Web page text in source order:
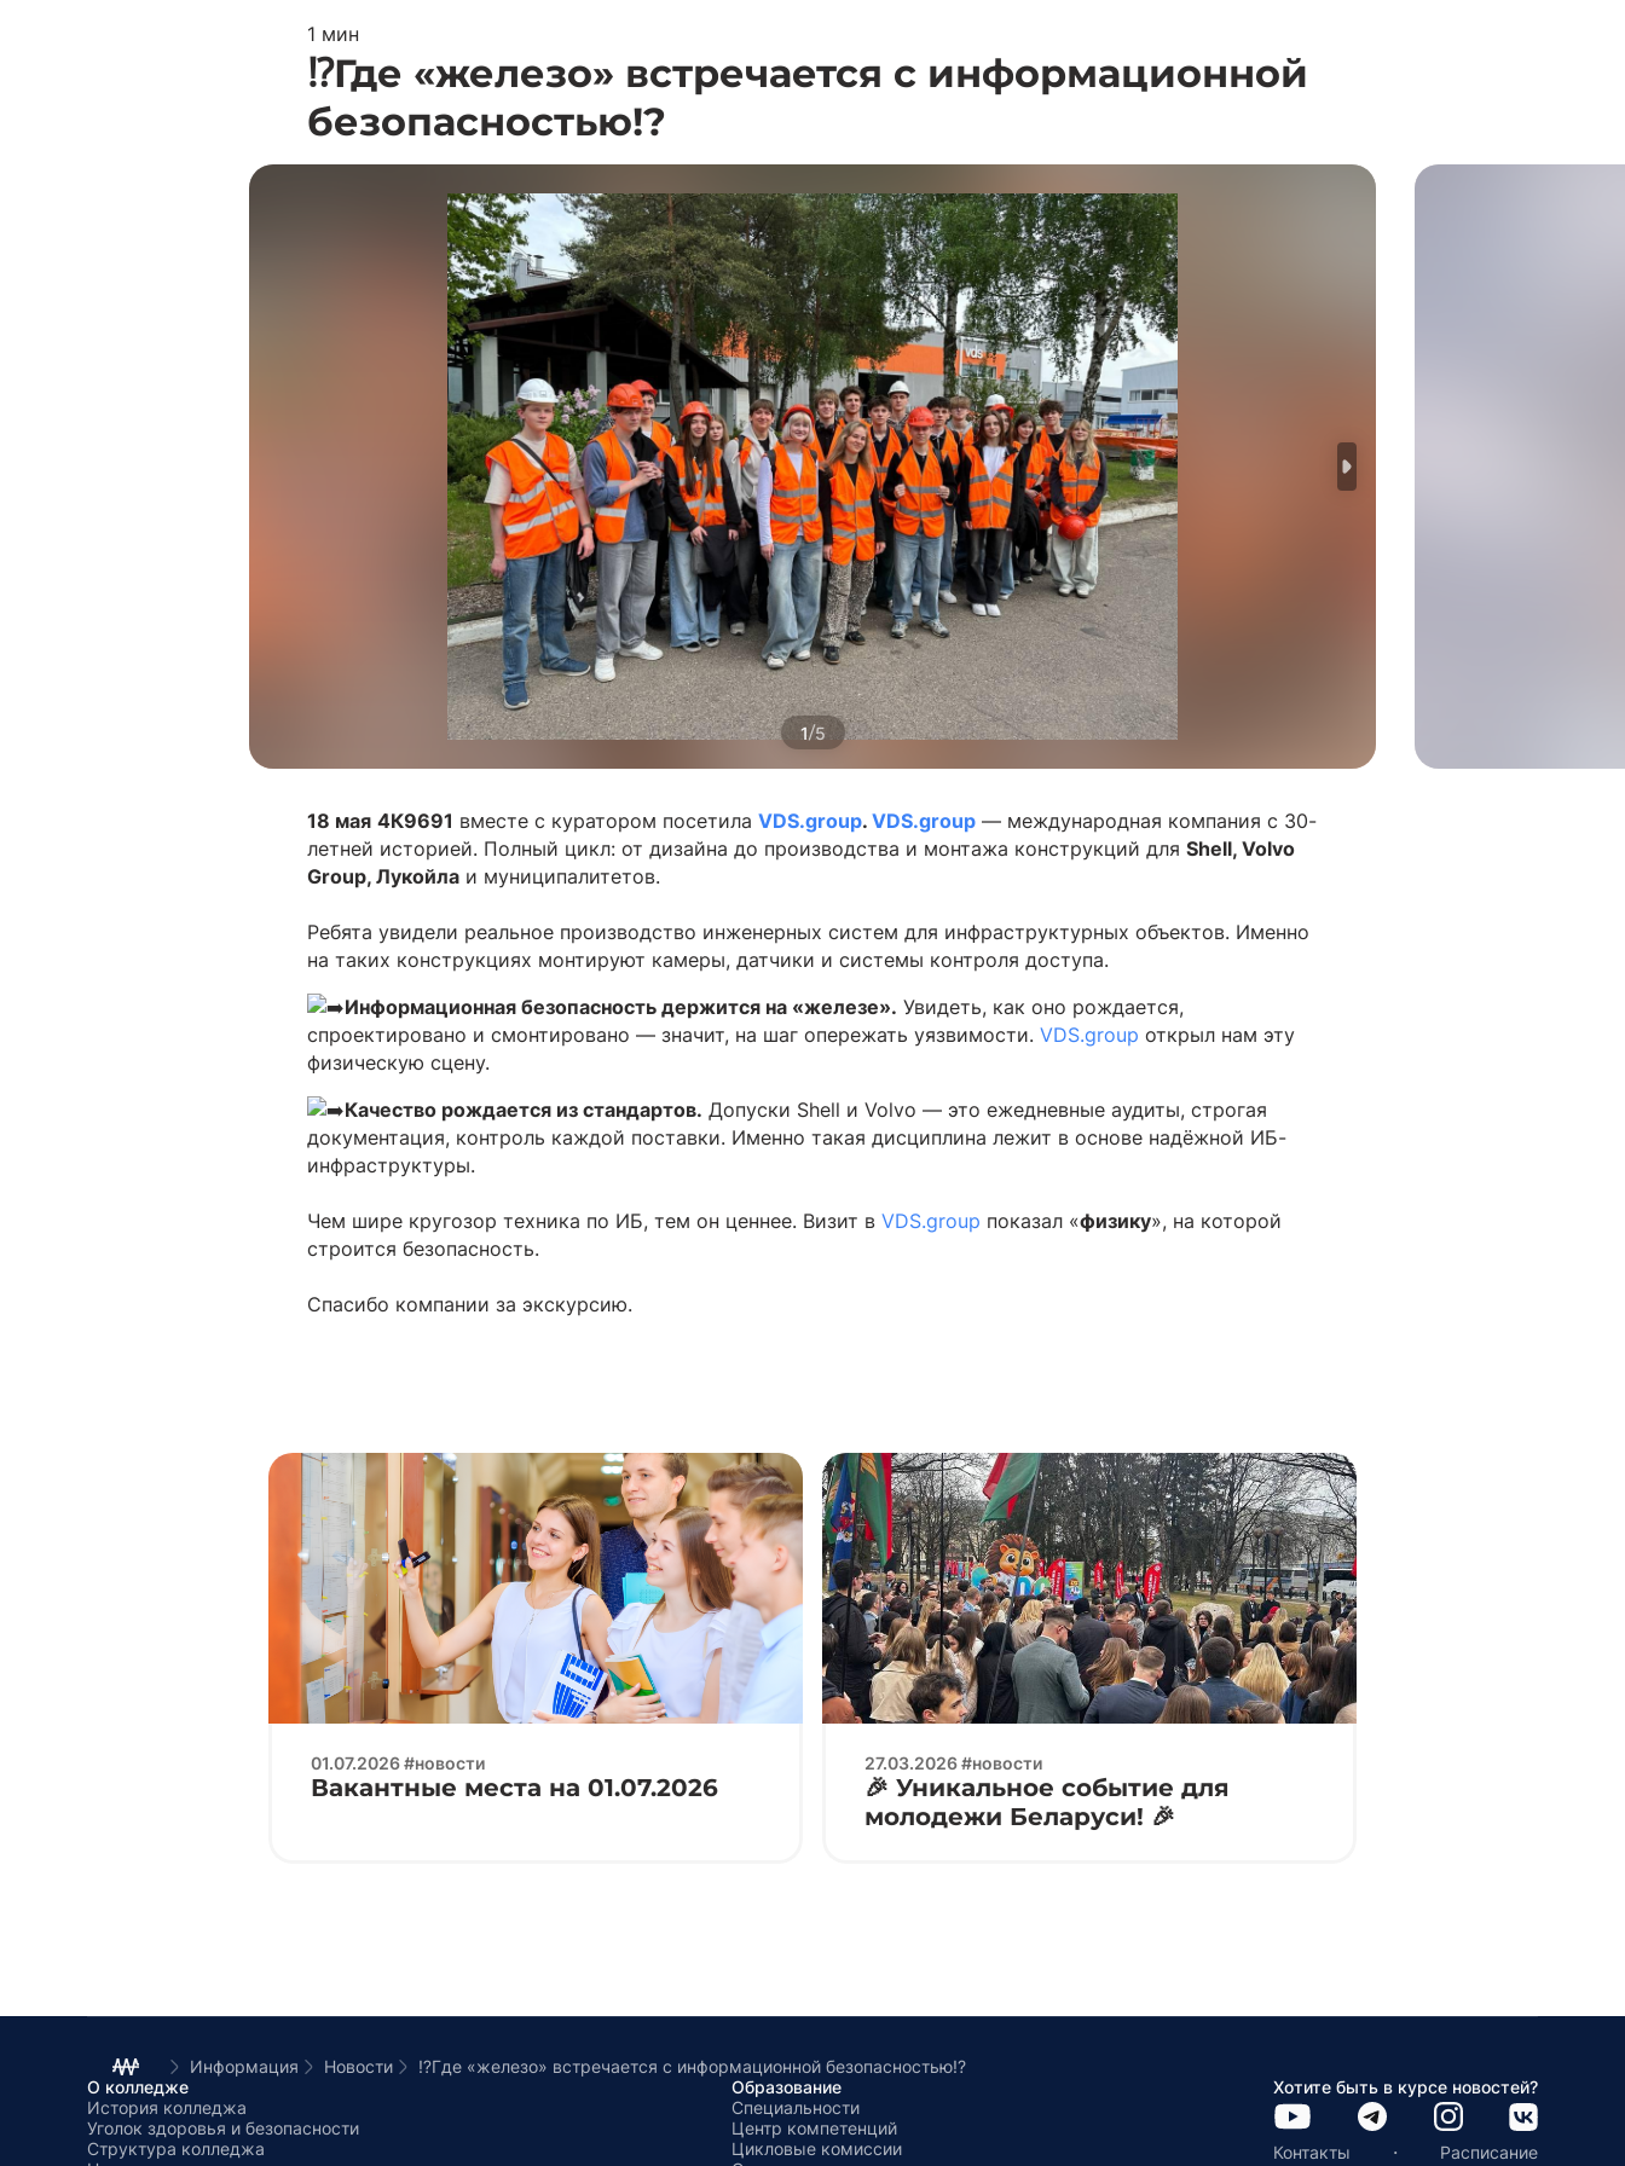
1 мин
⁉️Где «железо» встречается с информационной
безопасностью!?
1/5
18 мая 4К9691 вместе с куратором посетила VDS.group. VDS.group — международная компания с 30-
летней историей. Полный цикл: от дизайна до производства и монтажа конструкций для Shell, Volvo
Group, Лукойла и муниципалитетов.
Ребята увидели реальное производство инженерных систем для инфраструктурных объектов. Именно
на таких конструкциях монтируют камеры, датчики и системы контроля доступа.
Информационная безопасность держится на «железе». Увидеть, как оно рождается,
спроектировано и смонтировано — значит, на шаг опережать уязвимости. VDS.group открыл нам эту
физическую сцену.
Качество рождается из стандартов. Допуски Shell и Volvo — это ежедневные аудиты, строгая
документация, контроль каждой поставки. Именно такая дисциплина лежит в основе надёжной ИБ-
инфраструктуры.
Чем шире кругозор техника по ИБ, тем он ценнее. Визит в VDS.group показал «физику», на которой
строится безопасность.
Спасибо компании за экскурсию.
01.07.2026 #новости
Вакантные места на 01.07.2026
27.03.2026 #новости
🎉 Уникальное событие для
молодежи Беларуси! 🎉
Информация Новости
⁉️Где «железо» встречается с информационной безопасностью!?
О колледже
История колледжа
Уголок здоровья и безопасности
Структура колледжа
Образование
Специальности
Центр компетенций
Цикловые комиссии
Хотите быть в курсе новостей?
Контакты ·
Расписание